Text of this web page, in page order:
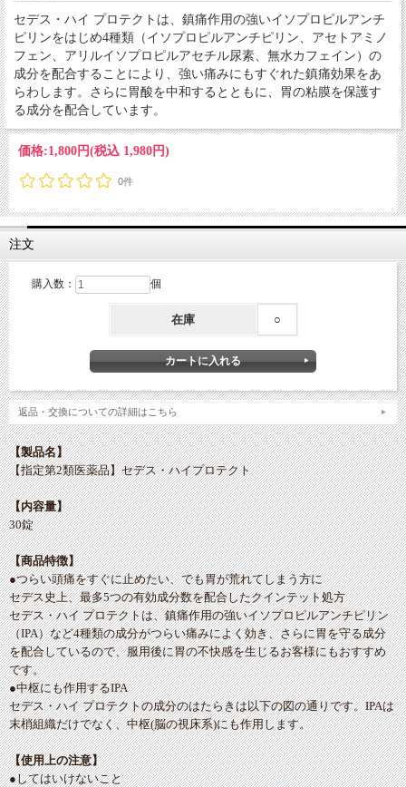
セデス・ハイ プロテクトは、鎮痛作用の強いイソプロピルアンチ
ピリンをはじめ4種類（イソプロピルアンチピリン、アセトアミノ
フェン、アリルイソプロピルアセチル尿素、無水カフェイン）の
成分を配合することにより、強い痛みにもすぐれた鎮痛効果をあ
らわします。さらに胃酸を中和するとともに、胃の粘膜を保護す
る成分を配合しています。
価格:1,800円(税込 1,980円)
0件
注文
購入数： 個
在庫 ○
返品・交換についての詳細はこちら
【製品名】
【指定第2類医薬品】セデス・ハイプロテクト
【内容量】
30錠
【商品特徴】
●つらい頭痛をすぐに止めたい、でも胃が荒れてしまう方に
セデス史上、最多5つの有効成分数を配合したクインテット処方
セデス・ハイ プロテクトは、鎮痛作用の強いイソプロピルアンチピリン
（IPA）など4種類の成分がつらい痛みによく効き、さらに胃を守る成分
を配合しているので、服用後に胃の不快感を生じるお客様にもおすすめ
です。
●中枢にも作用するIPA
セデス・ハイ プロテクトの成分のはたらきは以下の図の通りです。IPAは
末梢組織だけでなく、中枢(脳の視床系)にも作用します。
【使用上の注意】
●してはいけないこと